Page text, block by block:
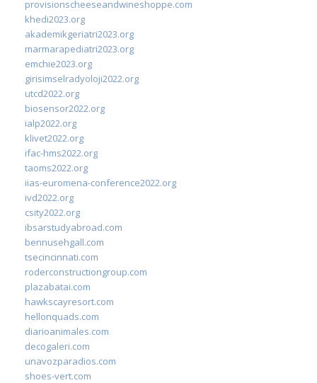
provisionscheeseandwineshoppe.com
khedi2023.org
akademikgeriatri2023.org
marmarapediatri2023.org
emchie2023.org
girisimselradyoloji2022.org
utcd2022.org
biosensor2022.org
ialp2022.org
klivet2022.org
ifac-hms2022.org
taoms2022.org
iias-euromena-conference2022.org
ivd2022.org
csity2022.org
ibsarstudyabroad.com
bennusehgall.com
tsecincinnati.com
roderconstructiongroup.com
plazabatai.com
hawkscayresort.com
hellonquads.com
diarioanimales.com
decogaleri.com
unavozparadios.com
shoes-vert.com